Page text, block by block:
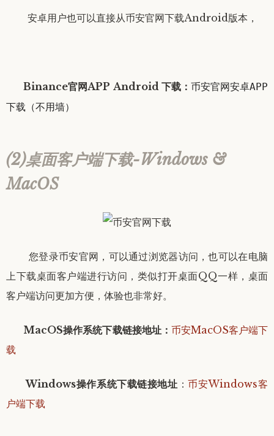
安卓用户也可以直接从币安官网下载Android版本，
Binance官网APP Android 下载： 币安官网安卓APP
下载（不用墙）
(2)桌面客户端下载-Windows &
MacOS
您登录币安官网，可以通过浏览器访问，也可以在电脑
上下载桌面客户端进行访问，类似打开桌面QQ一样，桌面
客户端访问更加方便，体验也非常好。
MacOS操作系统下载链接地址： 币安MacOS客户端下
载
Windows操作系统下载链接地址 ：币安Windows客
户端下载